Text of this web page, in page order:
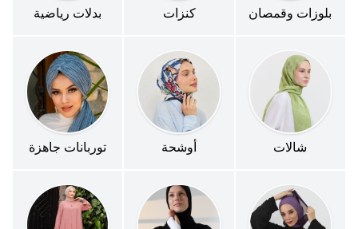
بلوزات وقمصان كنزات بدلات رياضية
شالات أوشحة توربانات جاهزة